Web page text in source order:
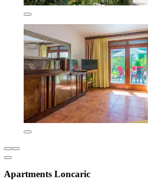
Apartments Loncaric